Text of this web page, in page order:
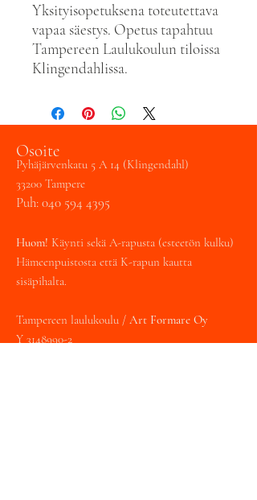
Yksityisopetuksena toteutettava
vapaa säestys. Opetus tapahtuu
Tampereen Laulukoulun tiloissa
Klingendahlissa.
Osoite
Pyhäjärvenkatu 5 A 14 (Klingendahl)
33200 Tampere
Puh:040 594 4395
Huom! Käynti sekä A-rapusta (esteetön kulku)
Hämeenpuistosta että K-rapun kautta
sisäpihalta.
Tampereen laulukoulu / Art Formare Oy
Y 3148990-2